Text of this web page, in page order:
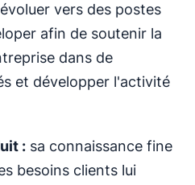
vers des postes
afin de soutenir la
dans de
et développer l'activité
: sa connaissance fine
besoins clients lui